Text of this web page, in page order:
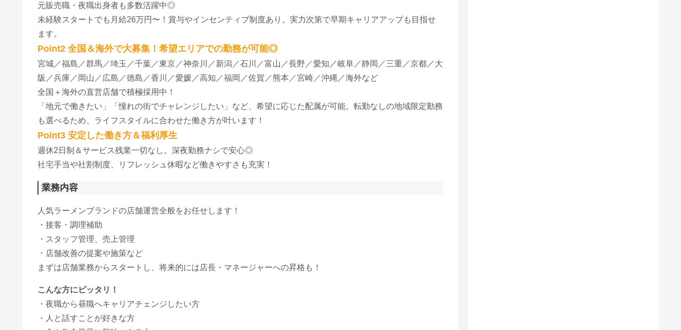
元販売職・夜職出身者も多数活躍中◎
未経験スタートでも月給26万円〜！賞与やインセンティブ制度あり。実力次第で早期キャリアアップも目指せ
ます。
Point2 全国＆海外で大募集！希望エリアでの勤務が可能◎
宮城／福島／群馬／埼玉／千葉／東京／神奈川／新潟／石川／富山／長野／愛知／岐阜／静岡／三重／京都／大
阪／兵庫／岡山／広島／徳島／香川／愛媛／高知／福岡／佐賀／熊本／宮崎／沖縄／海外など
全国＋海外の直営店舗で積極採用中！
「地元で働きたい」「憧れの街でチャレンジしたい」など、希望に応じた配属が可能。転勤なしの地域限定勤務
も選べるため、ライフスタイルに合わせた働き方が叶います！
Point3 安定した働き方＆福利厚生
週休2日制＆サービス残業一切なし。深夜勤務ナシで安心◎
社宅手当や社割制度、リフレッシュ休暇など働きやすさも充実！
業務内容
人気ラーメンブランドの店舗運営全般をお任せします！
・接客・調理補助
・スタッフ管理、売上管理
・店舗改善の提案や施策など
まずは店舗業務からスタートし、将来的には店長・マネージャーへの昇格も！
こんな方にピッタリ！
・夜職から昼職へキャリアチェンジしたい方
・人と話すことが好きな方